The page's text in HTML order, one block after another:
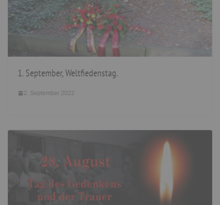
1. September, Weltfiedenstag.
2. September 2022